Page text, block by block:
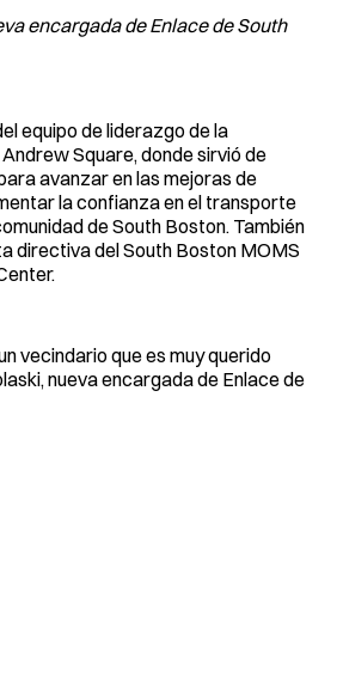
encargada de Enlace de South
equipo de liderazgo de la
Square, donde sirvió de
avanzar en las mejoras de
la confianza en el transporte
de South Boston. También
directiva del South Boston MOMS
vecindario que es muy querido
nueva encargada de Enlace de